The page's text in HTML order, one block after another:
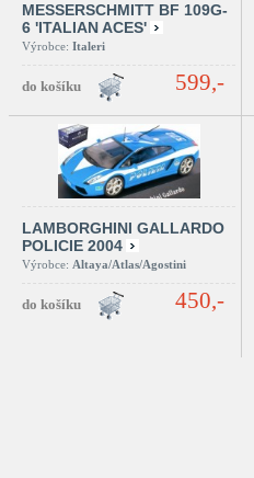
MESSERSCHMITT BF 109G-
6 'ITALIAN ACES'
Výrobce: Italeri
599,-
LAMBORGHINI GALLARDO
POLICIE 2004
Výrobce: Altaya/Atlas/Agostini
450,-